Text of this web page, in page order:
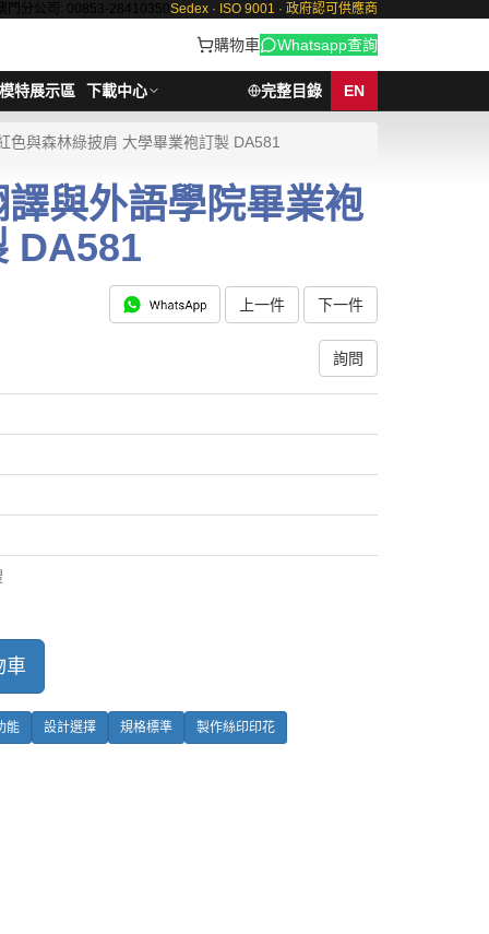
澳門分公司: 00853-28410350 Sedex · ISO 9001 · 政府認可供應商
購物車 Whatsapp查詢
模特展示區 下載中心 完整目錄 EN
色與森林綠披肩 大學畢業袍訂製 DA581
與外語學院畢業袍
DA581
上一件 下一件
詢問
車
能 設計選擇 規格標準 製作絲印印花